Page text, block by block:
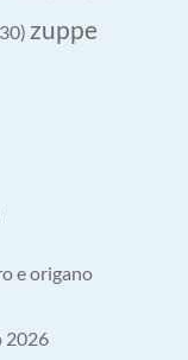
zuppe
e origano
2026